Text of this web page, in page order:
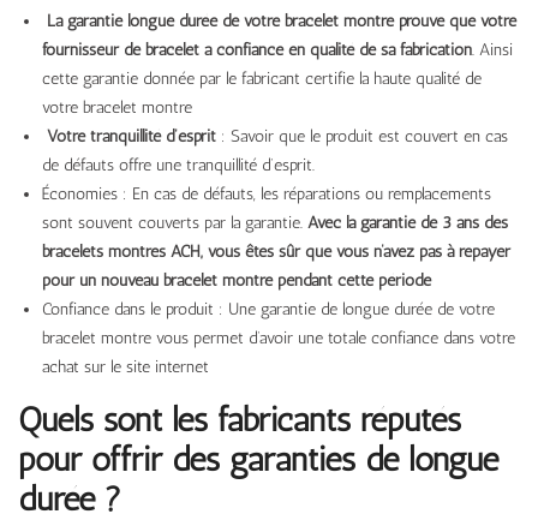
La garantie longue durée de votre bracelet montre prouve que votre
fournisseur de bracelet a confiance en qualité de sa fabrication. Ainsi
cette garantie donnée par le fabricant certifie la haute qualité de
votre bracelet montre
Votre tranquillité d’esprit : Savoir que le produit est couvert en cas
de défauts offre une tranquillité d’esprit.
Économies : En cas de défauts, les réparations ou remplacements
sont souvent couverts par la garantie. Avec la garantie de 3 ans des
bracelets montres ACH, vous êtes sûr que vous n’avez pas à repayer
pour un nouveau bracelet montre pendant cette période
Confiance dans le produit : Une garantie de longue durée de votre
bracelet montre vous permet d’avoir une totale confiance dans votre
achat sur le site internet
Quels sont les fabricants réputés
pour offrir des garanties de longue
durée ?